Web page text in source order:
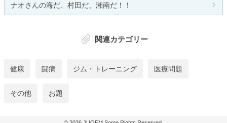
ナオさんの海だ、村田だ、湘南だ！！
関連カテゴリー
健康 闘病 ジム・トレーニング 医療問題
その他 お題